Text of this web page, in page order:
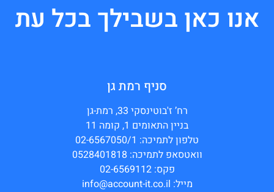
אנו כאן בשבילך בכל עת
סניף רמת גן
רח’ ז'בוטינסקי 33, רמת-גן
בניין התאומים 1, קומה 11
טלפון לתמיכה: 02-6567050/1
וואטסאפ לתמיכה: 0528401818
פקס: 02-6569112
מייל: info@account-it.co.il